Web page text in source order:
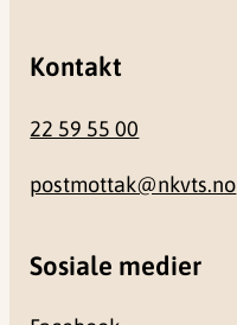
Kontakt
22 59 55 00
postmottak@nkvts.no
Sosiale medier